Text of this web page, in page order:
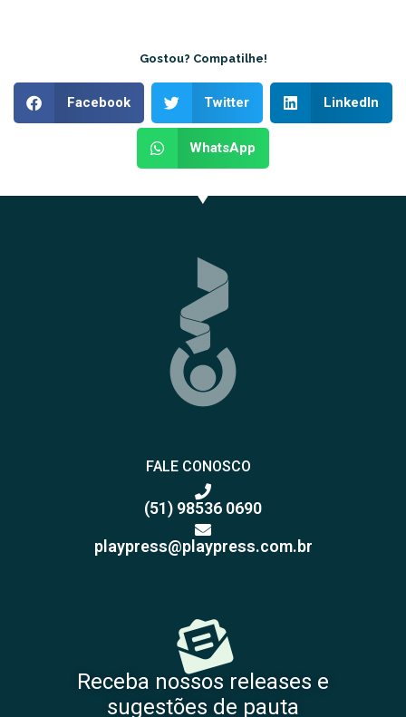
Gostou? Compatilhe!
Facebook Twitter LinkedIn
WhatsApp
FALE CONOSCO
(51) 98536 0690
playpress@playpress.com.br
Receba nossos releases e
sugestões de pauta